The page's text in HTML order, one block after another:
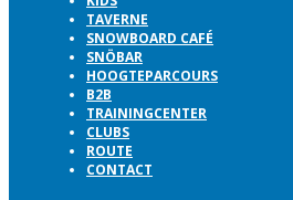
TAVERNE
SNOWBOARD CAFÉ
SNÖBAR
HOOGTEPARCOURS
B2B
TRAININGCENTER
CLUBS
ROUTE
CONTACT